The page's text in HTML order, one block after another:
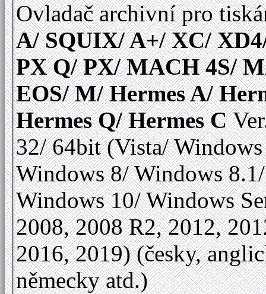
Ovladač archivní pro
A/ SQUIX/ A+/ XC/
PX Q/ PX/ MACH 4S/
EOS/ M/ Hermes A/
Hermes Q/ Hermes C
32/ 64bit (Vista/
Windows 8/ Windows 8.1/
Windows 10/ Windows
2008, 2008 R2, 2012,
2016, 2019) (česky,
německy atd.)